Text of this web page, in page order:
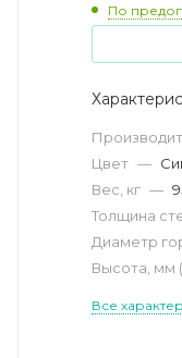
По
Цвет —
Вес, кг —
Толщина
Диаметр
Высота, мм
Все